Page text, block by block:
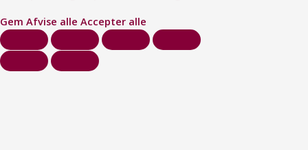
Gem Afvise alle Accepter alle